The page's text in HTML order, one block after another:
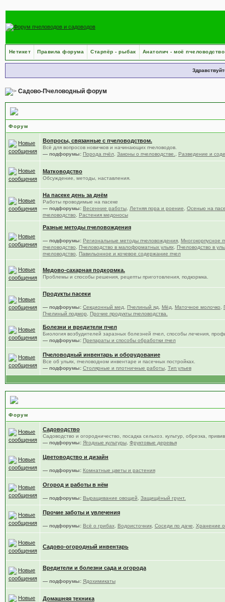
Нетикет Правила форума Старпёр - рыбак Анатолич - моё пчеловодство
Садово-Пчеловодный форум
Форум
Вопросы, связанные с пчеловодством.
Всё для вопросов новичков и начинающих пчеловодов.
— подфорумы: Порода пчёл Законы о пчеловодстве. Разведение и
Матководство
Обсуждение, методы, наставления.
На пасеке день за днём
Работы проводимые на пасеке
— подфорумы: Весенние работы, Летняя пора и роение
Осенью на
пчеловодство
Растения медоносы
Разные методы пчеловождения
— подфорумы: Региональные методы пчеловождения, Многокорпусное
пчеловодство
Пчеловодство в малоформатных ульях, Пчеловодство в
пчеловодство
Павильонное и кочевое содержание пчел
Медово-сахарная подкормка.
Проблемы и способы решения, рецепты приготовления, подкормка.
Продукты пасеки
— подфорумы: Секционный мед Пчелиный яд Мёд Маточное молочко
Пчелиный подмор
Прочие продукты пчеловодства.
Болезни и вредители пчел
Биология возбудителей заразных болезней пчел, способы лечения,
— подфорумы: Препараты и способы обработки пчел
Пчеловодный инвентарь и оборудование
Все об ульях, пчеловодном инвентаре и пасечных постройках.
— подфорумы: Столярные и плотничные работы, Тип ульев
Форум
Садоводство
Садоводство и огородничество, посадка сельхоз. культур, обрезка,
— подфорумы: Ягодные культуры, Фруктовые деревья
Цветоводство и дизайн
— подфорумы: Комнатные цветы и растения
Огород и работы в нём
— подфорумы: Выращивание овощей Защищёный грунт.
Прочие заботы и увлечения
— подфорумы: Всё о грибах, Водоисточник, Соседи по даче Хранение
Садово-огородный инвентарь
Вредители и болезни сада и огорода
— подфорумы: Ядохимикаты
Домашняя техника